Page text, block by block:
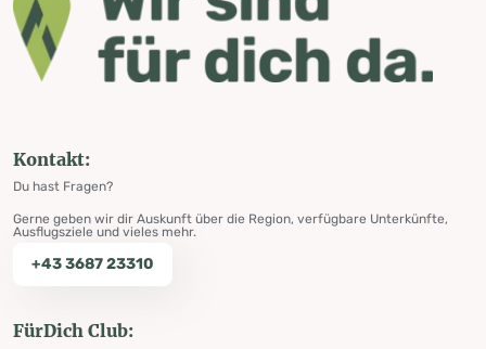
Kontakt:
Du hast Fragen?
Gerne geben wir dir Auskunft über die Region, verfügbare Unterkünfte,
Ausflugsziele und vieles mehr.
+43 3687 23310
FürDich Club: